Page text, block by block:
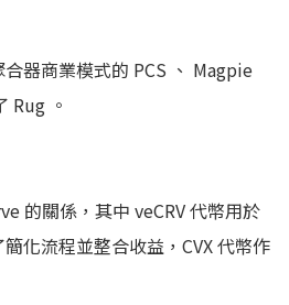
器商業模式的 PCS 、 Magpie
Rug 。
的關係，其中 veCRV 代幣用於
化流程並整合收益，CVX 代幣作